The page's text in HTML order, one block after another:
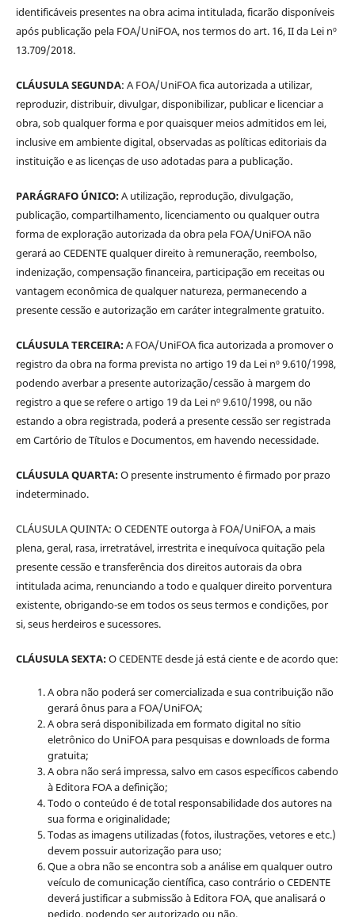
identificáveis presentes na obra acima intitulada, ficarão disponíveis
após publicação pela FOA/UniFOA, nos termos do art. 16, II da Lei nº
13.709/2018.
CLÁUSULA SEGUNDA: A FOA/UniFOA fica autorizada a utilizar,
reproduzir, distribuir, divulgar, disponibilizar, publicar e licenciar a
obra, sob qualquer forma e por quaisquer meios admitidos em lei,
inclusive em ambiente digital, observadas as políticas editoriais da
instituição e as licenças de uso adotadas para a publicação.
PARÁGRAFO ÚNICO:A utilização, reprodução, divulgação,
publicação, compartilhamento, licenciamento ou qualquer outra
forma de exploração autorizada da obra pela FOA/UniFOA não
gerará ao CEDENTE qualquer direito à remuneração, reembolso,
indenização, compensação financeira, participação em receitas ou
vantagem econômica de qualquer natureza, permanecendo a
presente cessão e autorização em caráter integralmente gratuito.
CLÁUSULA TERCEIRA:A FOA/UniFOA fica autorizada a promover o
registro da obra na forma prevista no artigo 19 da Lei nº 9.610/1998,
podendo averbar a presente autorização/cessão à margem do
registro a que se refere o artigo 19 da Lei nº 9.610/1998, ou não
estando a obra registrada, poderá a presente cessão ser registrada
em Cartório de Títulos e Documentos, em havendo necessidade.
CLÁUSULA QUARTA:O presente instrumento é firmado por prazo
indeterminado.
CLÁUSULA QUINTA: O CEDENTE outorga à FOA/UniFOA, a mais
plena, geral, rasa, irretratável, irrestrita e inequívoca quitação pela
presente cessão e transferência dos direitos autorais da obra
intitulada acima, renunciando a todo e qualquer direito porventura
existente, obrigando-se em todos os seus termos e condições, por
si, seus herdeiros e sucessores.
CLÁUSULA SEXTA:O CEDENTE desde já está ciente e de acordo que:
A obra não poderá ser comercializada e sua contribuição não
gerará ônus para a FOA/UniFOA;
A obra será disponibilizada em formato digital no sítio
eletrônico do UniFOA para pesquisas e downloads de forma
gratuita;
A obra não será impressa, salvo em casos específicos cabendo
à Editora FOA a definição;
Todo o conteúdo é de total responsabilidade dos autores na
sua forma e originalidade;
Todas as imagens utilizadas (fotos, ilustrações, vetores e etc.)
devem possuir autorização para uso;
Que a obra não se encontra sob a análise em qualquer outro
veículo de comunicação científica, caso contrário o CEDENTE
deverá justificar a submissão à Editora FOA, que analisará o
pedido, podendo ser autorizado ou não.